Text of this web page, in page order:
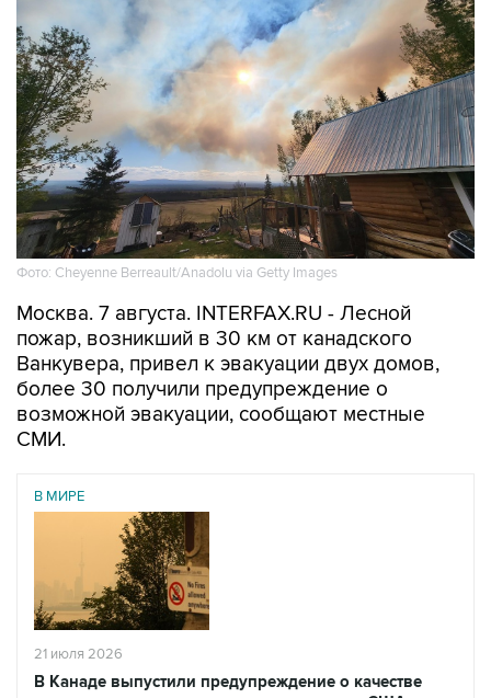
Фото: Cheyenne Berreault/Anadolu via Getty Images
Москва. 7 августа. INTERFAX.RU - Лесной
Ванкувера, привел к эвакуации двух домов,
более 30 получили предупреждение о
возможной эвакуации, сообщают местные
СМИ.
В МИРЕ
21 июля 2026
В Канаде выпустили предупреждение о качестве
воздуха из-за дыма от лесных пожаров в США
Читать подробнее